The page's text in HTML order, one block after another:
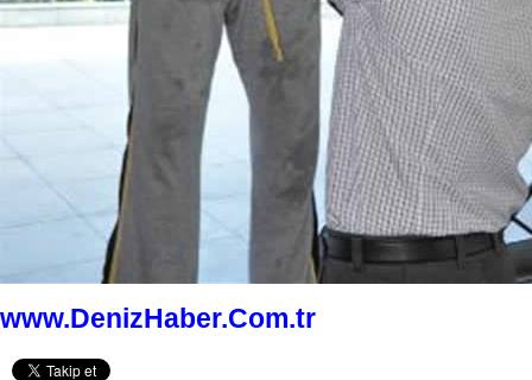
www.DenizHaber.Com.tr